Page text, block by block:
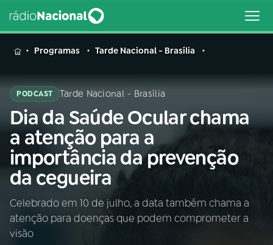
MENU
Buscar
na
Rádio
Nacional
Buscar
AO VIVO
01INÍCIO
Programas Tarde Nacional - Brasília
PODCAST Tarde Nacional - Brasília
Dia da Saúde Ocular chama
a atenção para a
importância da prevenção
da cegueira
Celebrado em 10 de julho, a data também chama a
atenção para doenças que podem comprometer a
visão